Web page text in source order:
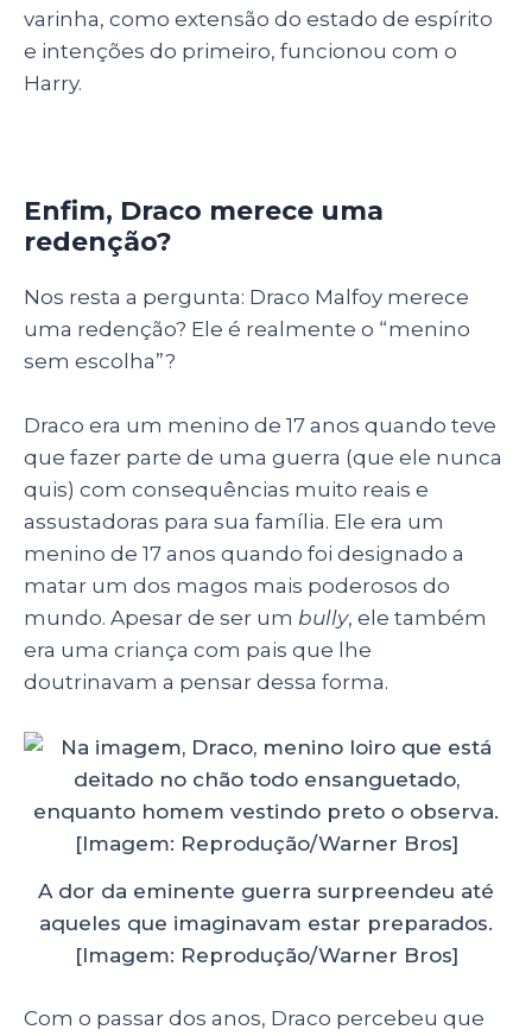
varinha, como extensão do estado de espírito
e intenções do primeiro, funcionou com o
Harry.
Enfim, Draco merece uma
redenção?
Nos resta a pergunta: Draco Malfoy merece
uma redenção? Ele é realmente o “menino
sem escolha”?
Draco era um menino de 17 anos quando teve
que fazer parte de uma guerra (que ele nunca
quis) com consequências muito reais e
assustadoras para sua família. Ele era um
menino de 17 anos quando foi designado a
matar um dos magos mais poderosos do
mundo. Apesar de ser um bully, ele também
era uma criança com pais que lhe
doutrinavam a pensar dessa forma.
A dor da eminente guerra surpreendeu até
aqueles que imaginavam estar preparados.
[Imagem: Reprodução/Warner Bros]
Com o passar dos anos, Draco percebeu que